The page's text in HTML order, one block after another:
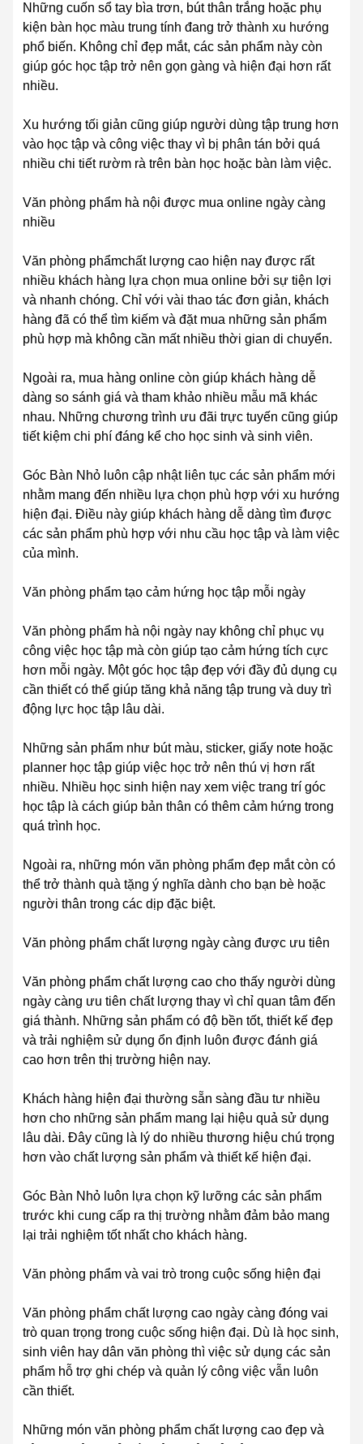
Những cuốn sổ tay bìa trơn, bút thân trắng hoặc phụ
kiện bàn học màu trung tính đang trở thành xu hướng
phổ biến. Không chỉ đẹp mắt, các sản phẩm này còn
giúp góc học tập trở nên gọn gàng và hiện đại hơn rất
nhiều.
Xu hướng tối giản cũng giúp người dùng tập trung hơn
vào học tập và công việc thay vì bị phân tán bởi quá
nhiều chi tiết rườm rà trên bàn học hoặc bàn làm việc.
Văn phòng phẩm hà nội được mua online ngày càng
nhiều
Văn phòng phẩmchất lượng cao hiện nay được rất
nhiều khách hàng lựa chọn mua online bởi sự tiện lợi
và nhanh chóng. Chỉ với vài thao tác đơn giản, khách
hàng đã có thể tìm kiếm và đặt mua những sản phẩm
phù hợp mà không cần mất nhiều thời gian di chuyển.
Ngoài ra, mua hàng online còn giúp khách hàng dễ
dàng so sánh giá và tham khảo nhiều mẫu mã khác
nhau. Những chương trình ưu đãi trực tuyến cũng giúp
tiết kiệm chi phí đáng kể cho học sinh và sinh viên.
Góc Bàn Nhỏ luôn cập nhật liên tục các sản phẩm mới
nhằm mang đến nhiều lựa chọn phù hợp với xu hướng
hiện đại. Điều này giúp khách hàng dễ dàng tìm được
các sản phẩm phù hợp với nhu cầu học tập và làm việc
của mình.
Văn phòng phẩm tạo cảm hứng học tập mỗi ngày
Văn phòng phẩm hà nội ngày nay không chỉ phục vụ
công việc học tập mà còn giúp tạo cảm hứng tích cực
hơn mỗi ngày. Một góc học tập đẹp với đầy đủ dụng cụ
cần thiết có thể giúp tăng khả năng tập trung và duy trì
động lực học tập lâu dài.
Những sản phẩm như bút màu, sticker, giấy note hoặc
planner học tập giúp việc học trở nên thú vị hơn rất
nhiều. Nhiều học sinh hiện nay xem việc trang trí góc
học tập là cách giúp bản thân có thêm cảm hứng trong
quá trình học.
Ngoài ra, những món văn phòng phẩm đẹp mắt còn có
thể trở thành quà tặng ý nghĩa dành cho bạn bè hoặc
người thân trong các dịp đặc biệt.
Văn phòng phẩm chất lượng ngày càng được ưu tiên
Văn phòng phẩm chất lượng cao cho thấy người dùng
ngày càng ưu tiên chất lượng thay vì chỉ quan tâm đến
giá thành. Những sản phẩm có độ bền tốt, thiết kế đẹp
và trải nghiệm sử dụng ổn định luôn được đánh giá
cao hơn trên thị trường hiện nay.
Khách hàng hiện đại thường sẵn sàng đầu tư nhiều
hơn cho những sản phẩm mang lại hiệu quả sử dụng
lâu dài. Đây cũng là lý do nhiều thương hiệu chú trọng
hơn vào chất lượng sản phẩm và thiết kế hiện đại.
Góc Bàn Nhỏ luôn lựa chọn kỹ lưỡng các sản phẩm
trước khi cung cấp ra thị trường nhằm đảm bảo mang
lại trải nghiệm tốt nhất cho khách hàng.
Văn phòng phẩm và vai trò trong cuộc sống hiện đại
Văn phòng phẩm chất lượng cao ngày càng đóng vai
trò quan trọng trong cuộc sống hiện đại. Dù là học sinh,
sinh viên hay dân văn phòng thì việc sử dụng các sản
phẩm hỗ trợ ghi chép và quản lý công việc vẫn luôn
cần thiết.
Những món văn phòng phẩm chất lượng cao đẹp và